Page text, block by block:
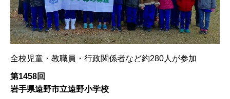
全校児童・教職員・行政関係者など約280人が参加
第1458回
岩手県遠野市立遠野小学校